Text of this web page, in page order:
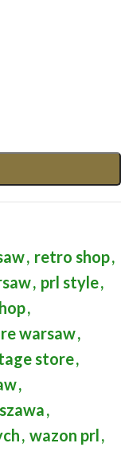
, retro shop,
, prl style,
,
warsaw,
store,
,
,
, wazon prl,